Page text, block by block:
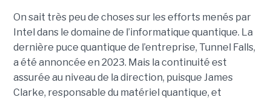
On sait très peu de choses sur les efforts menés par
Intel dans le domaine de l’informatique quantique. La
dernière puce quantique de l’entreprise, Tunnel Falls,
a été annoncée en 2023. Mais la continuité est
assurée au niveau de la direction, puisque James
Clarke, responsable du matériel quantique, et